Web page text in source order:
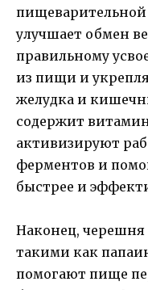
улучшает обмен
правильному
из пищи и
желудка и
содержит
активизируют
ферментов и
быстрее и
Наконец,
такими как
помогают пище